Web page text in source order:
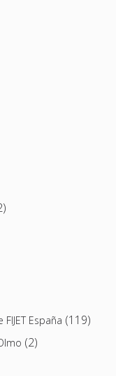
España (119)
(2)